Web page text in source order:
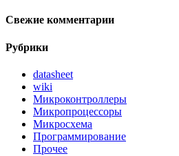
Свежие комментарии
Рубрики
datasheet
wiki
Микроконтроллеры
Микропроцессоры
Микросхема
Программирование
Прочее